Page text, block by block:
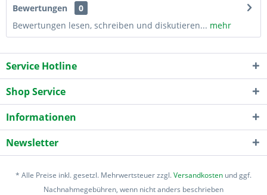
Bewertungen
0
Bewertungen lesen, schreiben und diskutieren... mehr
Service Hotline
Shop Service
Informationen
Newsletter
* Alle Preise inkl. gesetzl. Mehrwertsteuer zzgl.Versandkosten und ggf.
Nachnahmegebühren, wenn nicht anders beschrieben